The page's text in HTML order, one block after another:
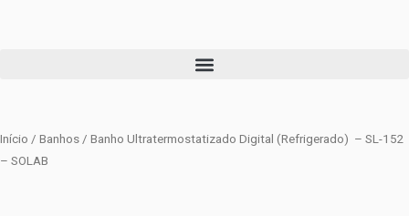
Início / Banhos / Banho Ultratermostatizado Digital (Refrigerado) – SL-152
– SOLAB